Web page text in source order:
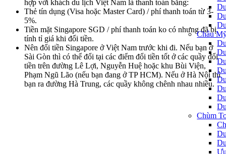
Châu
Chùm
hợp với khách du lịch Việt Nam là thanh toán bằng:
Thẻ tín dụng (Visa hoặc Master Card) / phí thanh toán từ 3-
5%.
Tiền mặt Singapore SGD / phí thanh toán ko có nhưng đã bị
tính tỉ giá khi đổi tiền.
Nên đổi tiền Singapore ở Việt Nam trước khi đi. Nếu bạn ở
Sài Gòn thì có thể đổi tại các điểm đổi tiền tốt ở các quầy đổi
tiền trên đường Lê Lợi, Nguyễn Huệ hoặc khu Bùi Viện,
Phạm Ngũ Lão (nếu bạn đang ở TP HCM). Nếu ở Hà Nội thì
bạn ra đường Hà Trung, các quầy không chênh nhau nhiều.